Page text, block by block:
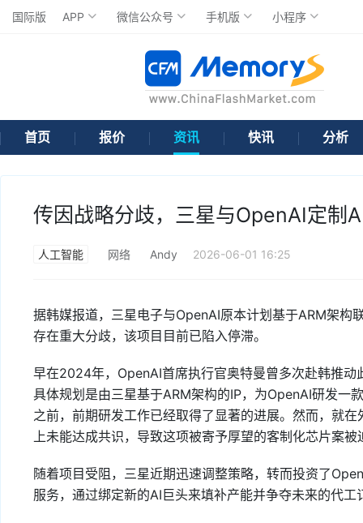
国际版 APP 微信公众号 手机版 小程序
首页 报价 资讯 快讯 分析
传因战略分歧，三星与OpenAI定制
人工智能 网络 Andy 2026-06-01 16:25
据韩媒报道，三星电子与OpenAI原本计划基于ARM架构
存在重大分歧，该项目目前已陷入停滞。
早在2024年，OpenAI首席执行官奥特曼曾多次赴韩推
具体规划是由三星基于ARM架构的IP，为OpenAI研发一
之前，前期研发工作已经取得了显著的进展。然而，就
上未能达成共识，导致这项被寄予厚望的客制化芯片案被
随着项目受阻，三星近期迅速调整策略，转而投资了
服务，通过绑定新的AI巨头来填补产能并争夺未来的代工